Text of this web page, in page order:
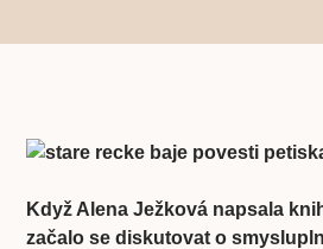
Když Alena Ježková napsala
začalo se diskutovat o